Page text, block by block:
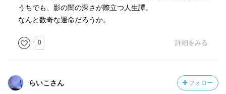
うちでも、影の闇の深さが際立つ人生譚。
なんと数奇な運命だろうか。
0 詳細をみる
らいこさん フォロー